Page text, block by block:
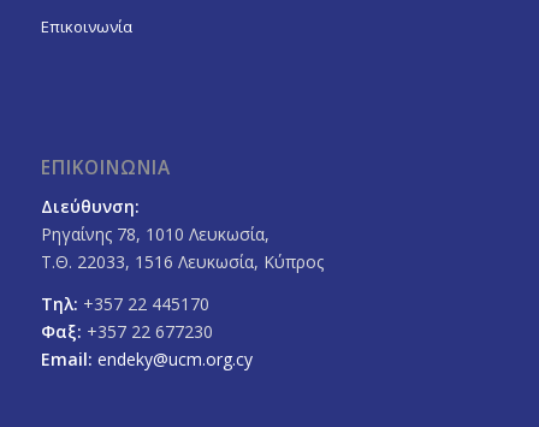
Επικοινωνία
ΕΠΙΚΟΙΝΩΝΙΑ
Διεύθυνση:
Ρηγαίνης 78, 1010 Λευκωσία,
Τ.Θ. 22033, 1516 Λευκωσία, Κύπρος
Τηλ: +357 22 445170
Φαξ: +357 22 677230
Email: endeky@ucm.org.cy